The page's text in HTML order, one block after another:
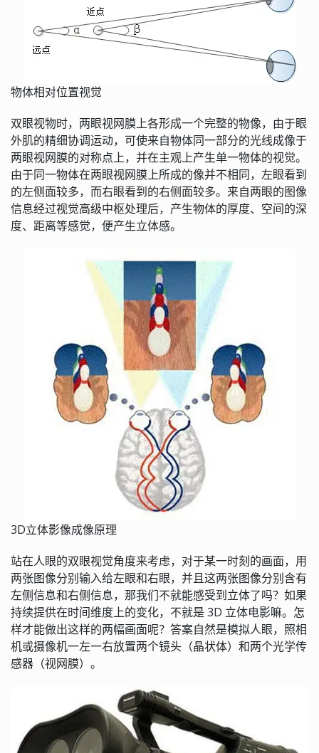
物体相对位置视觉
双眼视物时，两眼视网膜上各形成一个完整的物像，由于眼
外肌的精细协调运动，可使来自物体同一部分的光线成像于
两眼视网膜的对称点上，并在主观上产生单一物体的视觉。
由于同一物体在两眼视网膜上所成的像并不相同，左眼看到
的左侧面较多，而右眼看到的右侧面较多。来自两眼的图像
信息经过视觉高级中枢处理后，产生物体的厚度、空间的深
度、距离等感觉，便产生立体感。
3D立体影像成像原理
站在人眼的双眼视觉角度来考虑，对于某一时刻的画面，用
两张图像分别输入给左眼和右眼，并且这两张图像分别含有
左侧信息和右侧信息，那我们不就能感受到立体了吗？如果
持续提供在时间维度上的变化，不就是 3D 立体电影嘛。怎
样才能做出这样的两幅画面呢？答案自然是模拟人眼，照相
机或摄像机一左一右放置两个镜头（晶状体）和两个光学传
感器（视网膜）。